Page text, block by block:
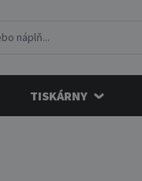
TISKÁRNY